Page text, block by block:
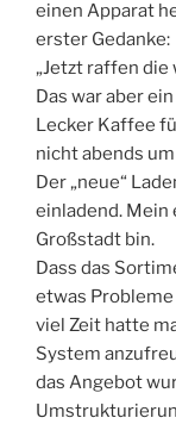
einen Apparat
erster Gedanke:
„Jetzt raffen die
Das war aber
Lecker Kaffee
nicht abends
Der „neue“
einladend. Mein
Großstadt bin.
Dass das
etwas
viel Zeit hatte
System
das Angebot